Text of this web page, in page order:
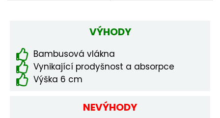
VÝHODY
Bambusová vlákna
Vynikající prodyšnost a absorpce
Výška 6 cm
NEVÝHODY